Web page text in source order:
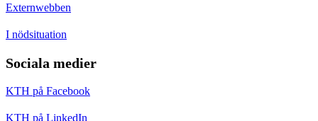
Externwebben
I nödsituation
Sociala medier
KTH på Facebook
KTH på LinkedIn